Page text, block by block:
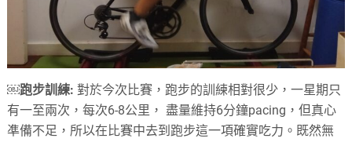
￼跑步訓練:對於今次比賽，跑步的訓練相對很少，一星期只
有一至兩次，每次6-8公里， 盡量維持6分鐘pacing，但真心
凖備不足，所以在比賽中去到跑步這一項確實吃力。既然無